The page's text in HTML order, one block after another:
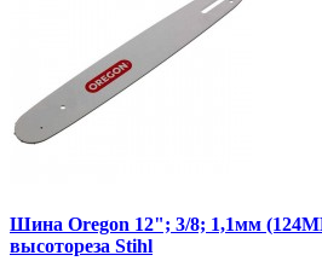
Шина Oregon 12"; 3/8; 1,1мм
высотореза Stihl